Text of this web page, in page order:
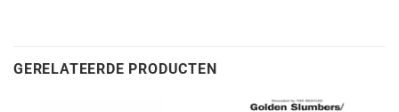
GERELATEERDE PRODUCTEN